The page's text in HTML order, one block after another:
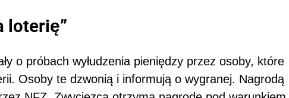
loterię”
o próbach wyłudzenia pieniędzy przez osoby, które
Osoby te dzwonią i informują o wygranej. Nagrodą